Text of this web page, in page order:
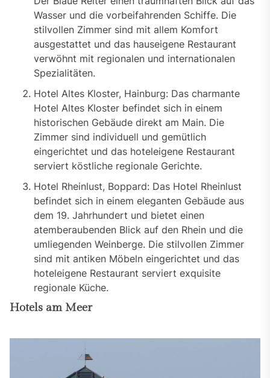
Wasser und die vorbeifahrenden Schiffe. Die
stilvollen Zimmer sind mit allem Komfort
ausgestattet und das hauseigene Restaurant
verwöhnt mit regionalen und internationalen
Spezialitäten.
Hotel Altes Kloster, Hainburg: Das charmante
Hotel Altes Kloster befindet sich in einem
historischen Gebäude direkt am Main. Die
Zimmer sind individuell und gemütlich
eingerichtet und das hoteleigene Restaurant
serviert köstliche regionale Gerichte.
Hotel Rheinlust, Boppard: Das Hotel Rheinlust
befindet sich in einem eleganten Gebäude aus
dem 19. Jahrhundert und bietet einen
atemberaubenden Blick auf den Rhein und die
umliegenden Weinberge. Die stilvollen Zimmer
sind mit antiken Möbeln eingerichtet und das
hoteleigene Restaurant serviert exquisite
regionale Küche.
Hotels am Meer